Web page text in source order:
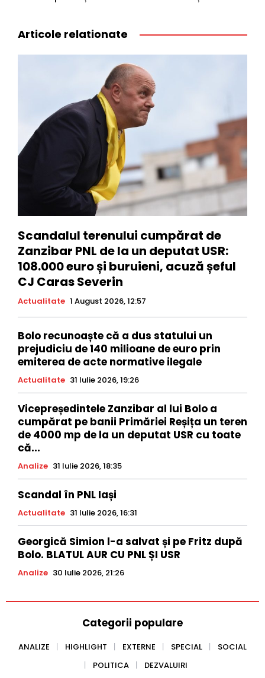
Articole relationate
Scandalul terenului cumpărat de
Zanzibar PNL de la un deputat USR:
108.000 euro și buruieni, acuză șeful
CJ Caras Severin
Actualitate 1 August 2026, 12:57
Bolo recunoaște că a dus statului un
prejudiciu de 140 milioane de euro prin
emiterea de acte normative ilegale
Actualitate 31 Iulie 2026, 19:26
Vicepreședintele Zanzibar al lui Bolo a
cumpărat pe banii Primăriei Reșița un teren
de 4000 mp de la un deputat USR cu toate
că...
Analize 31 Iulie 2026, 18:35
Scandal în PNL Iași
Actualitate 31 Iulie 2026, 16:31
Georgică Simion l-a salvat și pe Fritz după
Bolo. BLATUL AUR CU PNL ȘI USR
Analize 30 Iulie 2026, 21:26
Categorii populare
ANALIZE HIGHLIGHT EXTERNE SPECIAL
SOCIAL
POLITICA
DEZVALUIRI